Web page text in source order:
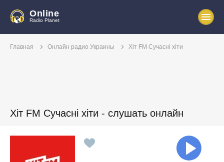
Online
Radio Planet
Главная Онлайн радио Украины Хіт FM Сучасні хіти
Хіт FM Сучасні хіти - слушать онлайн